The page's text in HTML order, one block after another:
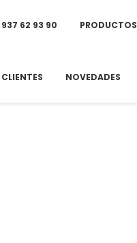
62 93 90 PRODUCTOS
NOVEDADES